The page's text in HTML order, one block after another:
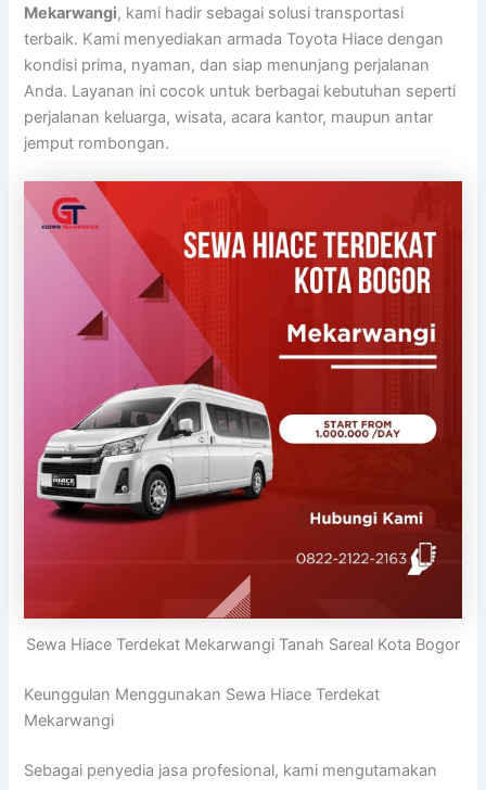
Mekarwangi, kami hadir sebagai solusi transportasi
terbaik. Kami menyediakan armada Toyota Hiace dengan
kondisi prima, nyaman, dan siap menunjang perjalanan
Anda. Layanan ini cocok untuk berbagai kebutuhan seperti
perjalanan keluarga, wisata, acara kantor, maupun antar
jemput rombongan.
Sewa Hiace Terdekat Mekarwangi Tanah Sareal Kota Bogor
Keunggulan Menggunakan Sewa Hiace Terdekat
Mekarwangi
Sebagai penyedia jasa profesional, kami mengutamakan